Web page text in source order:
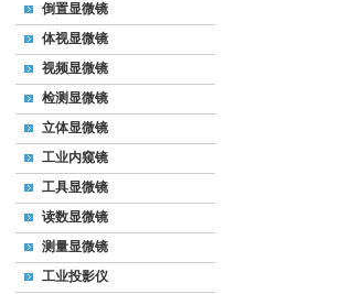
倒置显微镜
体视显微镜
视频显微镜
检测显微镜
立体显微镜
工业内窥镜
工具显微镜
读数显微镜
测量显微镜
工业投影仪